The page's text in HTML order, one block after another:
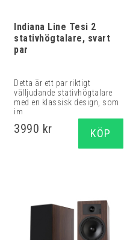
Indiana Line Tesi 2
stativhögtalare, svart
par
Detta är ett par riktigt
välljudande stativhögtalare
med en klassisk design, som
im...
3990 kr KÖP